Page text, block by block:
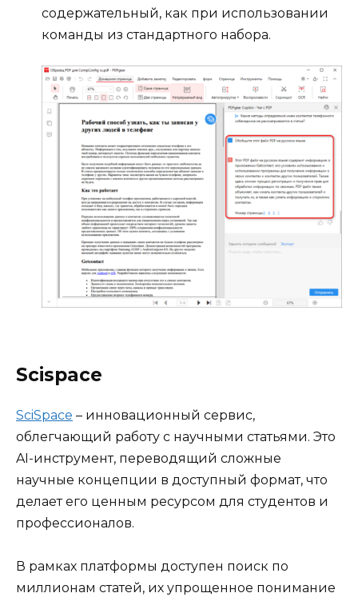
содержательный, как при использовании
команды из стандартного набора.
Scispace
SciSpace – инновационный сервис,
облегчающий работу с научными статьями. Это
AI-инструмент, переводящий сложные
научные концепции в доступный формат, что
делает его ценным ресурсом для студентов и
профессионалов.
В рамках платформы доступен поиск по
миллионам статей, их упрощенное понимание